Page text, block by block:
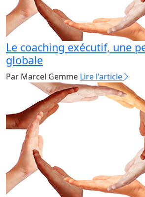
Le coaching exécutif, une
globale
Par Marcel Gemme Lire l'article